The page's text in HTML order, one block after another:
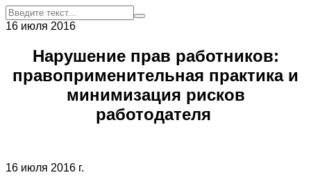
16 июля 2016
Нарушение прав работников:
правоприменительная практика и
минимизация рисков
работодателя
16 июля 2016 г.